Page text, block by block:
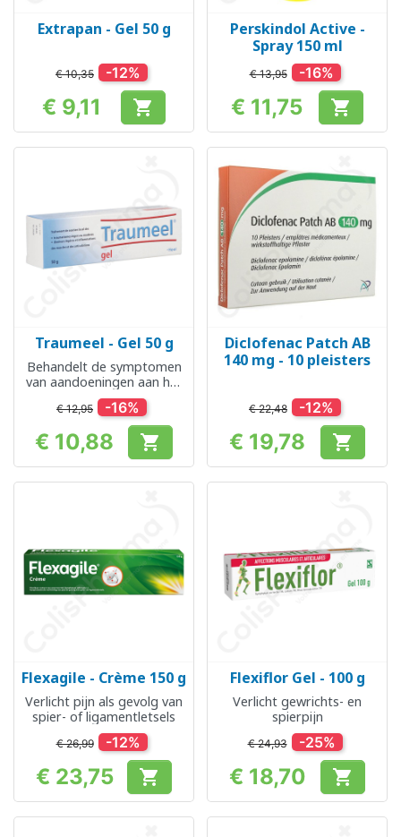
Extrapan - Gel 50 g
€ 10,35 -12%
Prijs
€ 9,11 
Perskindol Active -
Spray 150 ml
€ 13,95 -16%
Prijs
€ 11,75 
Traumeel - Gel 50 g
Behandelt de symptomen
van aandoeningen aan het
bewegingsapparaat
€ 12,95 -16%
Prijs
€ 10,88 
Diclofenac Patch AB
140 mg - 10 pleisters
€ 22,48 -12%
Prijs
€ 19,78 
Flexagile - Crème 150 g
Verlicht pijn als gevolg van
spier- of ligamentletsels
€ 26,99 -12%
Prijs
€ 23,75 
Flexiflor Gel - 100 g
Verlicht gewrichts- en
spierpijn
€ 24,93 -25%
Prijs
€ 18,70 